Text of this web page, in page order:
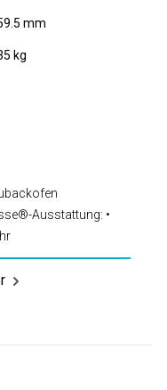
mm
kg
Ausstattung: •